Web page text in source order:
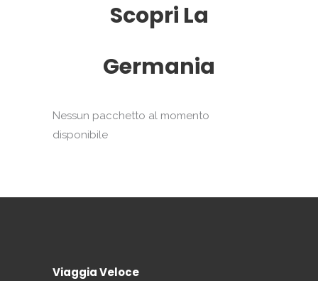
Scopri La
Germania
Nessun pacchetto al momento
disponibile
Viaggia Veloce